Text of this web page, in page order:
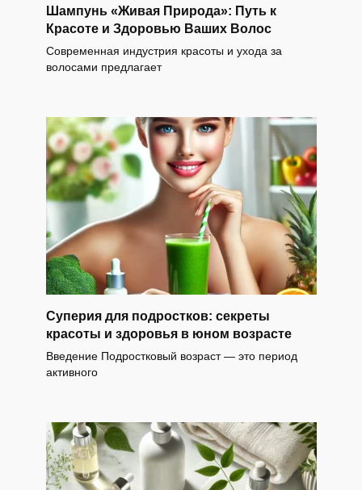
Шампунь «Живая Природа»: Путь к
Красоте и Здоровью Ваших Волос
Современная индустрия красоты и ухода за
волосами предлагает
Суперия для подростков: секреты
красоты и здоровья в юном возрасте
Введение Подростковый возраст — это период
активного